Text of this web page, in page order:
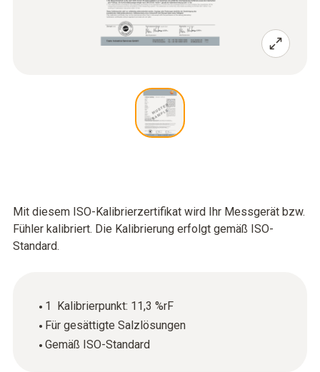
Mit diesem ISO-Kalibrierzertifikat wird Ihr Messgerät bzw.
Fühler kalibriert. Die Kalibrierung erfolgt gemäß ISO-
Standard.
1 Kalibrierpunkt: 11,3 %rF
Für gesättigte Salzlösungen
Gemäß ISO-Standard